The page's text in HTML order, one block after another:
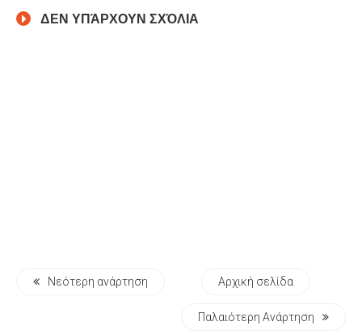
ΔΕΝ ΥΠΆΡΧΟΥΝ ΣΧΌΛΙΑ
Νεότερη ανάρτηση Αρχική σελίδα
Παλαιότερη Ανάρτηση